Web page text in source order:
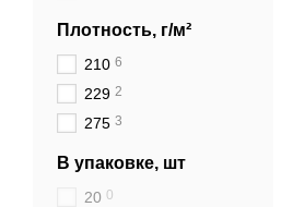
Плотность, г/м²
210 6
229 2
275 3
В упаковке, шт
20 0